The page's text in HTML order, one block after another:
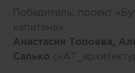
Победитель: проект
капитана»
Анастасия Топоева,
Салько